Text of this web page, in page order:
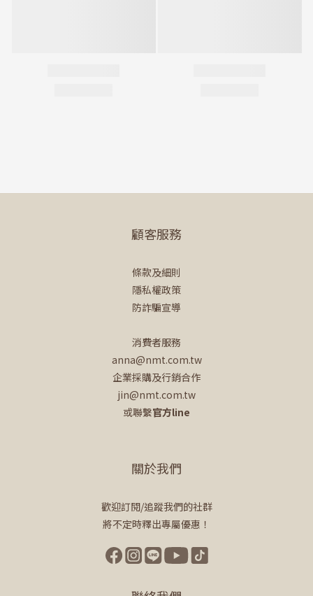
顧客服務
條款及細則
隱私權政策
防詐騙宣導
消費者服務
anna@nmt.com.tw
企業採購及行銷合作
jin@nmt.com.tw
或聯繫官方line
關於我們
歡迎訂閱/追蹤我們的社群
將不定時釋出專屬優惠！